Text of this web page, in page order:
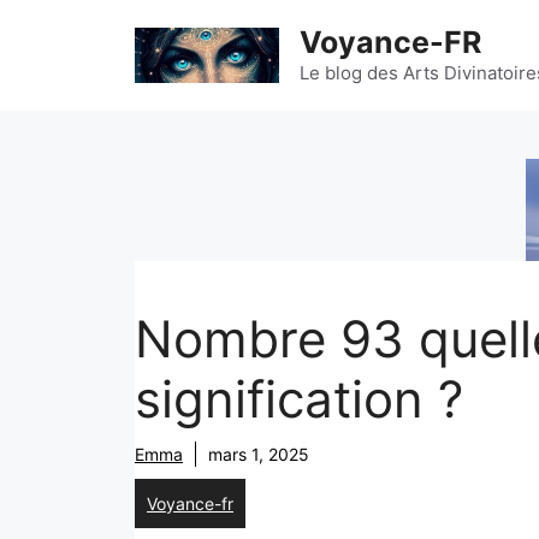
Voyance-FR
Le blog des Arts
Nombre 93
signification ?
Emma mars 1, 2025
Voyance-fr